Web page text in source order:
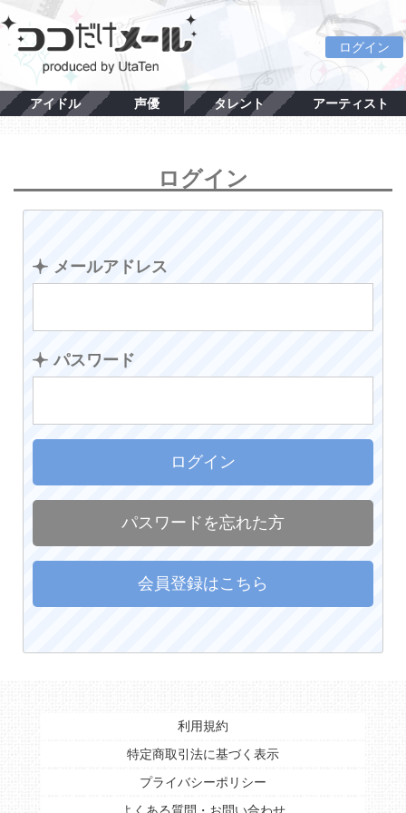
ログイン
アイドル 声優 タレント アーティスト
ログイン
メールアドレス
パスワード
ログイン
パスワードを忘れた方
会員登録はこちら
利用規約
特定商取引法に基づく表示
プライバシーポリシー